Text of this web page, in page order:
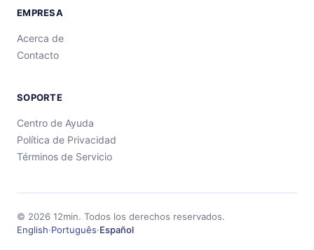
EMPRESA
Acerca de
Contacto
SOPORTE
Centro de Ayuda
Política de Privacidad
Términos de Servicio
© 2026 12min. Todos los derechos reservados.
English·Português·Español